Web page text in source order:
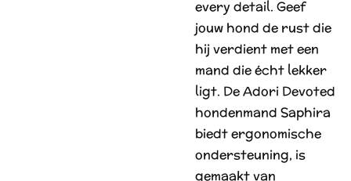
every detail. Geef
jouw hond de rust die
hij verdient met een
mand die écht lekker
ligt. De Adori Devoted
hondenmand Saphira
biedt ergonomische
ondersteuning, is
gemaakt van